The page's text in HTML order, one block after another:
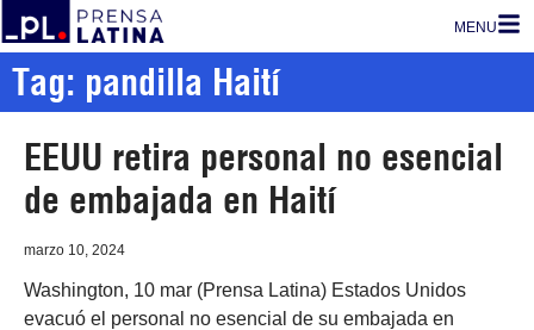
MENU
Tag: pandilla Haití
EEUU retira personal no esencial
de embajada en Haití
marzo 10, 2024
Washington, 10 mar (Prensa Latina) Estados Unidos
evacuó el personal no esencial de su embajada en